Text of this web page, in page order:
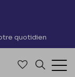
quotidien
Accéder à